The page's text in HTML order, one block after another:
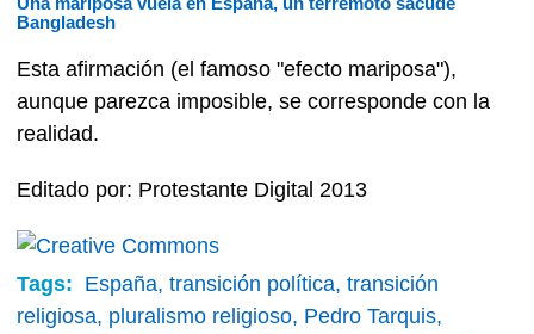
Bangladesh
Esta afirmación (el famoso "efecto mariposa"),
aunque parezca imposible, se corresponde con la
realidad.
Editado por: Protestante Digital 2013
Tags: España, transición política, transición
religiosa, pluralismo religioso, Pedro Tarquis,